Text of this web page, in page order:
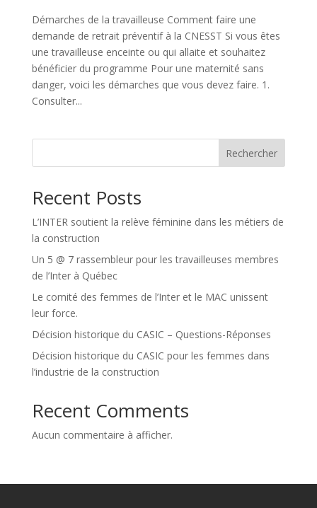
Démarches de la travailleuse Comment faire une
demande de retrait préventif à la CNESST Si vous êtes
une travailleuse enceinte ou qui allaite et souhaitez
bénéficier du programme Pour une maternité sans
danger, voici les démarches que vous devez faire. 1.
Consulter...
Rechercher
Recent Posts
L’INTER soutient la relève féminine dans les métiers de
la construction
Un 5 @ 7 rassembleur pour les travailleuses membres
de l’Inter à Québec
Le comité des femmes de l’Inter et le MAC unissent
leur force.
Décision historique du CASIC – Questions-Réponses
Décision historique du CASIC pour les femmes dans
l’industrie de la construction
Recent Comments
Aucun commentaire à afficher.